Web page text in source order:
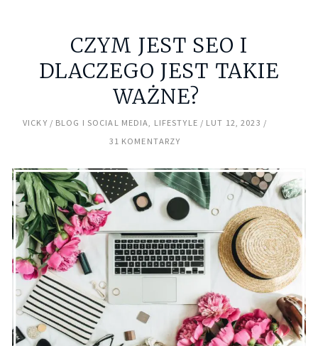
CZYM JEST SEO I
DLACZEGO JEST TAKIE
WAŻNE?
VICKY BLOG I SOCIAL MEDIA, LIFESTYLE
LUT 12, 2023
31 KOMENTARZY